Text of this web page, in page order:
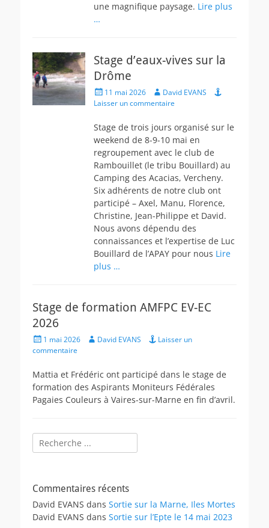
une magnifique paysage. Lire plus
…
Stage d’eaux-vives sur la
Drôme
Posted
on
11 mai 2026 AuthorDavid EVANS
Laisser un commentaire
Stage de trois jours organisé sur le
weekend de 8-9-10 mai en
regroupement avec le club de
Rambouillet (le tribu Bouillard) au
Camping des Acacias, Vercheny.
Six adhérents de notre club ont
participé – Axel, Manu, Florence,
Christine, Jean-Philippe et David.
Nous avons dépendu des
connaissances et l’expertise de Luc
Bouillard de l’APAY pour nous Lire
plus …
Stage de formation AMFPC EV-EC
2026
Posted
on
1 mai 2026 AuthorDavid EVANS
Laisser un
commentaire
Mattia et Frédéric ont participé dans le stage de
formation des Aspirants Moniteurs Fédérales
Pagaies Couleurs à Vaires-sur-Marne en fin d’avril.
Rechercher :
Commentaires récents
David EVANS dans Sortie sur la Marne, Iles Mortes
David EVANS dans Sortie sur l’Epte le 14 mai 2023